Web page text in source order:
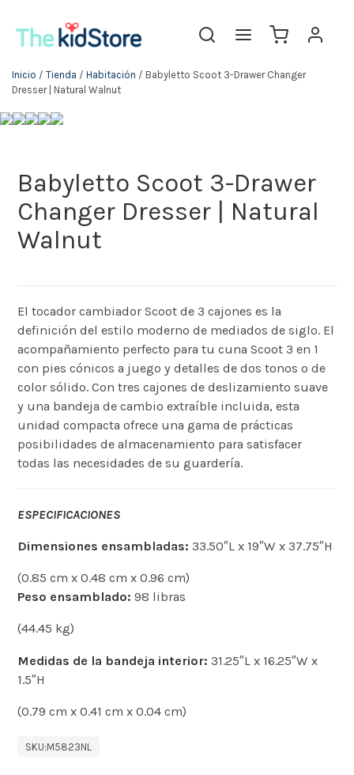
Inicio / Tienda / Habitación / Babyletto Scoot 3-Drawer Changer
Dresser | Natural Walnut
Babyletto Scoot 3-Drawer
Changer Dresser | Natural
Walnut
El tocador cambiador Scoot de 3 cajones es la
definición del estilo moderno de mediados de siglo. El
acompañamiento perfecto para tu cuna Scoot 3 en 1
con pies cónicos a juego y detalles de dos tonos o de
color sólido. Con tres cajones de deslizamiento suave
y una bandeja de cambio extraíble incluida, esta
unidad compacta ofrece una gama de prácticas
posibilidades de almacenamiento para satisfacer
todas las necesidades de su guardería.
ESPECIFICACIONES
Dimensiones ensambladas: 33.50″L x 19″W x 37.75″H
(0.85 cm x 0.48 cm x 0.96 cm)
Peso ensamblado: 98 libras
(44.45 kg)
Medidas de la bandeja interior: 31.25″L x 16.25″W x
1.5″H
(0.79 cm x 0.41 cm x 0.04 cm)
SKU:M5823NL